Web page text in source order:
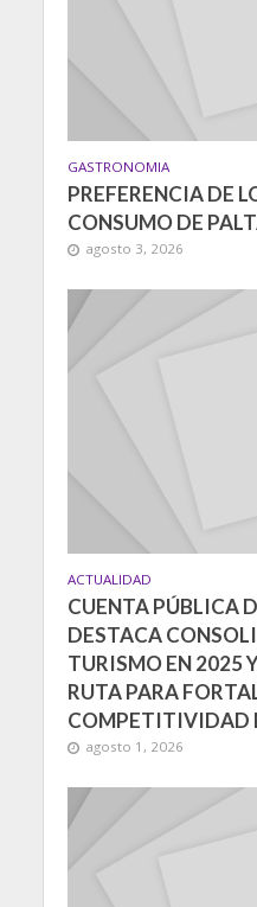
GASTRONOMIA
PREFERENCIA DE
CONSUMO DE
agosto 3, 2026
ACTUALIDAD
CUENTA PÚBLICA
DESTACA
TURISMO EN 2025
RUTA PARA
COMPETITIVIDAD
agosto 1, 2026